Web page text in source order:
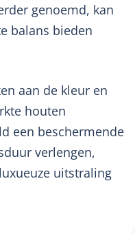
genoemd, kan
balans bieden
aan de kleur en
houten
een beschermende
verlengen,
uitstraling